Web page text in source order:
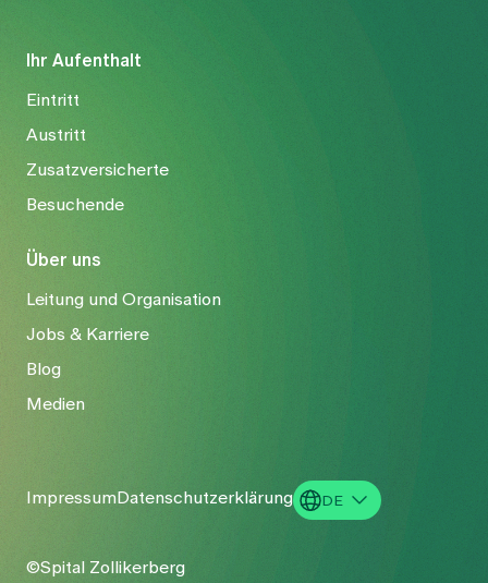
Ihr Aufenthalt
Eintritt
Austritt
Zusatzversicherte
Besuchende
Über uns
Leitung und Organisation
Jobs & Karriere
Blog
Medien
ImpressumDatenschutzerklärung
DE
©Spital Zollikerberg